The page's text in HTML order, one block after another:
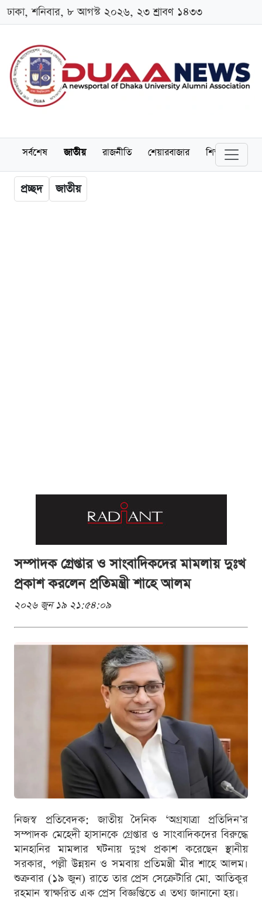
ঢাকা, শনিবার, ৮ আগস্ট ২০২৬, ২৩ শ্রাবণ ১৪৩৩
সর্বশেষ জাতীয় রাজনীতি শেয়ারবাজার শিক্ষা
প্রচ্ছদ জাতীয়
সম্পাদক গ্রেপ্তার ও সাংবাদিকদের মামলায় দুঃখ
প্রকাশ করলেন প্রতিমন্ত্রী শাহে আলম
২০২৬ জুন ১৯ ২১:৫৪:০৯
নিজস্ব প্রতিবেদক: জাতীয় দৈনিক ‘অগ্রযাত্রা প্রতিদিন’র
সম্পাদক মেহেদী হাসানকে গ্রেপ্তার ও সাংবাদিকদের বিরুদ্ধে
মানহানির মামলার ঘটনায় দুঃখ প্রকাশ করেছেন স্থানীয়
সরকার, পল্লী উন্নয়ন ও সমবায় প্রতিমন্ত্রী মীর শাহে আলম।
শুক্রবার (১৯ জুন) রাতে তার প্রেস সেক্রেটারি মো. আতিকুর
রহমান স্বাক্ষরিত এক প্রেস বিজ্ঞপ্তিতে এ তথ্য জানানো হয়।